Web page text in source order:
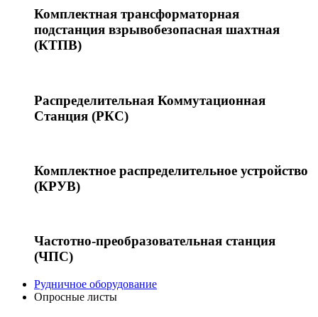
Комплектная трансформаторная
подстанция взрывобезопасная шахтная
(КТПВ)
Распределительная Коммутационная
Станция (РКС)
Комплектное распределительное устройство
(КРУВ)
Частотно-преобразовательная станция
(ЧПС)
Рудничное оборудование
Опросные листы